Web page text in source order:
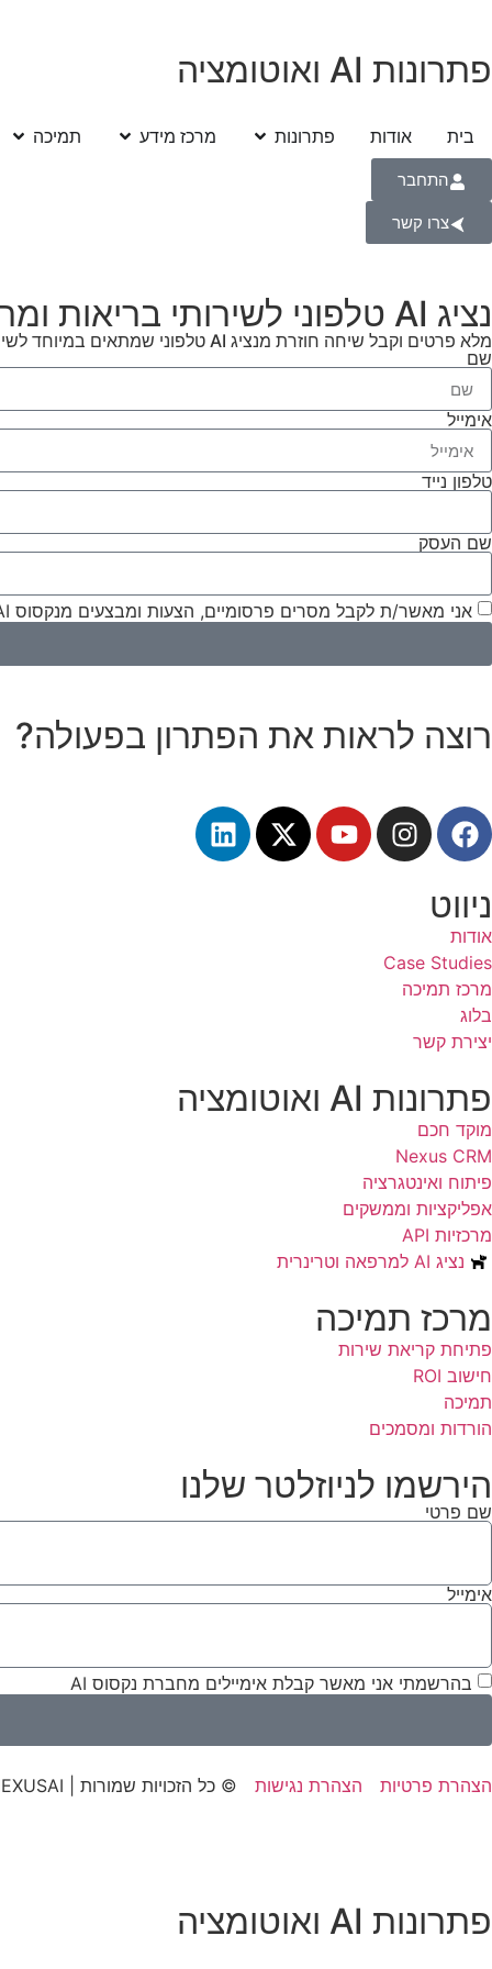
פתרונות AI ואוטומציה
בית אודות פתרונות מרכז מידע תמיכה
התחבר
צרו קשר
נציג AI טלפוני לשירותי בריאות ומרפאות
מלא פרטים וקבל שיחה חוזרת מנציג AI טלפוני שמתאים במיוחד לשירותי בריאות ומרפאות. ממש תוך רגע!
שם
אימייל
טלפון נייד
שם העסק
אני מאשר/ת לקבל מסרים פרסומיים, הצעות ומבצעים מנקסוס AI ובהתאם למדיניות הפרטיות .
רוצה לראות את הפתרון בפעולה?
ניווט
אודות
Case Studies
מרכז תמיכה
בלוג
יצירת קשר
פתרונות AI ואוטומציה
מוקד חכם
Nexus CRM
פיתוח ואינטגרציה
אפליקציות וממשקים
מרכזיות API
נציג AI למרפאה וטרינרית
מרכז תמיכה
פתיחת קריאת שירות
חישוב ROI
תמיכה
הורדות ומסמכים
הירשמו לניוזלטר שלנו
שם פרטי
אימייל
בהרשמתי אני מאשר קבלת אימיילים מחברת נקסוס AI
הצהרת פרטיות הצהרת נגישות © כל הזכויות שמורות | NEXUSAI
פתרונות AI ואוטומציה